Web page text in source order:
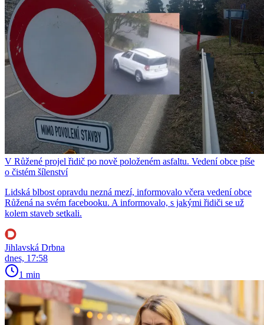
V Růžené projel řidič po nově položeném asfaltu. Vedení obce píše
o čistém šílenství
Lidská blbost opravdu nezná mezí, informovalo včera vedení obce
Růžená na svém facebooku. A informovalo, s jakými řidiči se už
kolem staveb setkali.
Jihlavská Drbna
dnes, 17:58
1 min